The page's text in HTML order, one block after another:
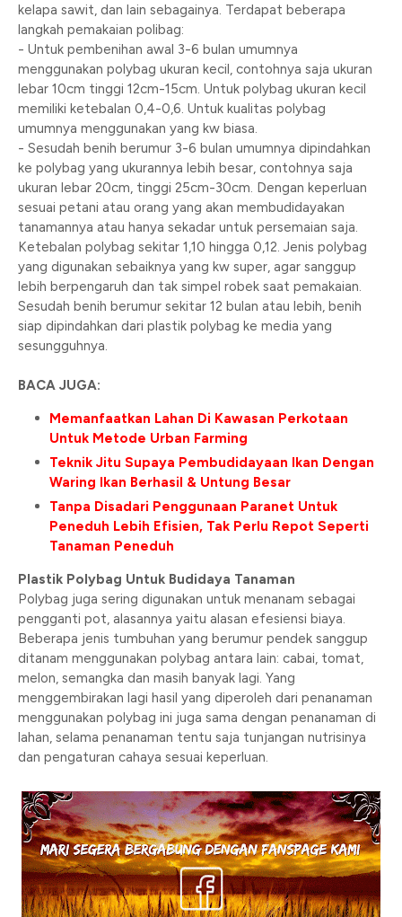
kelapa sawit, dan lain sebagainya. Terdapat beberapa
langkah pemakaian polibag:
- Untuk pembenihan awal 3-6 bulan umumnya
menggunakan polybag ukuran kecil, contohnya saja ukuran
lebar 10cm tinggi 12cm-15cm. Untuk polybag ukuran kecil
memiliki ketebalan 0,4-0,6. Untuk kualitas polybag
umumnya menggunakan yang kw biasa.
- Sesudah benih berumur 3-6 bulan umumnya dipindahkan
ke polybag yang ukurannya lebih besar, contohnya saja
ukuran lebar 20cm, tinggi 25cm-30cm. Dengan keperluan
sesuai petani atau orang yang akan membudidayakan
tanamannya atau hanya sekadar untuk persemaian saja.
Ketebalan polybag sekitar 1,10 hingga 0,12. Jenis polybag
yang digunakan sebaiknya yang kw super, agar sanggup
lebih berpengaruh dan tak simpel robek saat pemakaian.
Sesudah benih berumur sekitar 12 bulan atau lebih, benih
siap dipindahkan dari plastik polybag ke media yang
sesungguhnya.
BACA JUGA:
Memanfaatkan Lahan Di Kawasan Perkotaan
Untuk Metode Urban Farming
Teknik Jitu Supaya Pembudidayaan Ikan Dengan
Waring Ikan Berhasil & Untung Besar
Tanpa Disadari Penggunaan Paranet Untuk
Peneduh Lebih Efisien, Tak Perlu Repot Seperti
Tanaman Peneduh
Plastik Polybag Untuk Budidaya Tanaman
Polybag juga sering digunakan untuk menanam sebagai
pengganti pot, alasannya yaitu alasan efesiensi biaya.
Beberapa jenis tumbuhan yang berumur pendek sanggup
ditanam menggunakan polybag antara lain: cabai, tomat,
melon, semangka dan masih banyak lagi. Yang
menggembirakan lagi hasil yang diperoleh dari penanaman
menggunakan polybag ini juga sama dengan penanaman di
lahan, selama penanaman tentu saja tunjangan nutrisinya
dan pengaturan cahaya sesuai keperluan.